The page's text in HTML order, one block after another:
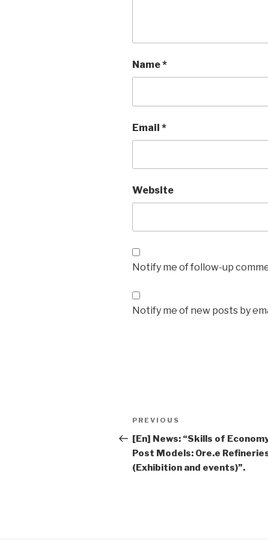
Name*
Email *
Website
Notify me of follow-up
Notify me of new posts by
Post
navigation
Previous
Post
PREVIOUS
[En] News: “Skills of
Post Models: Ore.e
(Exhibition and events)”.